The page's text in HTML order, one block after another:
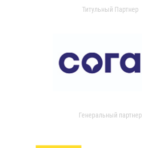
Титульный Партнер
Генеральный партнер